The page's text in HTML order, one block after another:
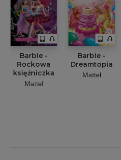
Barbie -
Rockowa
księżniczka
Mattel
Barbie -
Dreamtopia
Mattel